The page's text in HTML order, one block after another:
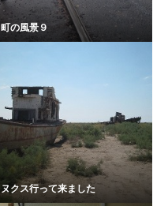
町の風景９
ヌクス行って来ました